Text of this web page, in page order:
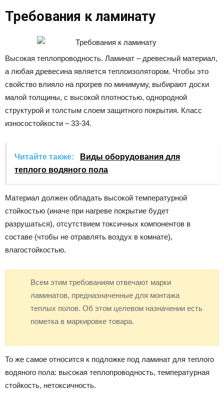
Требования к ламинату
Высокая теплопроводность. Ламинат – древесный материал,
а любая древесина является теплоизолятором. Чтобы это
свойство влияло на прогрев по минимуму, выбирают доски
малой толщины, с высокой плотностью, однородной
структурой и толстым слоем защитного покрытия. Класс
износостойкости – 33-34.
Читайте также:
Виды оборудования для
теплого водяного пола
Материал должен обладать высокой температурной
стойкостью (иначе при нагреве покрытие будет
разрушаться), отсутствием токсичных компонентов в
составе (чтобы не отравлять воздух в комнате),
влагостойкостью.
Всем этим требованиям отвечают марки
ламинатов, предназначенные для монтажа
теплых полов. Об этом целевом назначении есть
пометка в маркировке товара.
То же самое относится к подложке под ламинат для теплого
водяного пола: высокая теплопроводность, температурная
стойкость, нетоксичность.